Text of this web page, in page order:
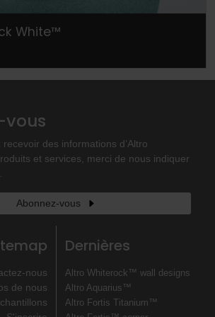
White™
des informations d’Altro
et services, merci de nous indiquer
Abonnez-vous
nous
de nous
Dernières
Altro Whiterock™ wall designs
Altro Aquarius™
Altro Fortis Titanium™